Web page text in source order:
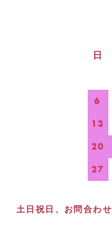
日
6
13
20
27
土日祝日、お問合わ